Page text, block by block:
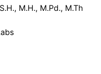
M.H., M.Pd., M.Th